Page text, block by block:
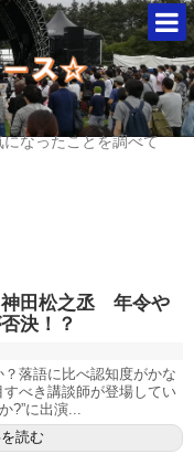
なったことを調べて
神田松之丞 年令や
決！？
落語に比べ認知度がかな
べき講談師が登場してい
?”に出演...
読む